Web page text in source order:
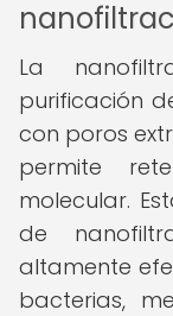
La
purificación
con poros
permite
molecular.
de
altamente
bacterias,